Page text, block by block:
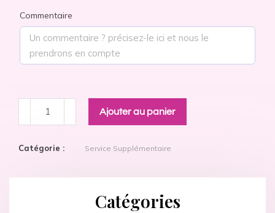
Commentaire
Ajouter au panier
Catégorie : Service Supplémentaire
Catégories